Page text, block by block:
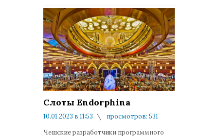
Слоты Endorphina
10.01.2023 в 11:53
просмотров: 531
Чешские разработчики программного